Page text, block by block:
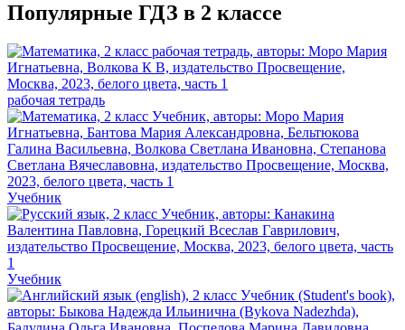
Популярные ГДЗ в 2 классе
рабочая тетрадь
Учебник
Учебник